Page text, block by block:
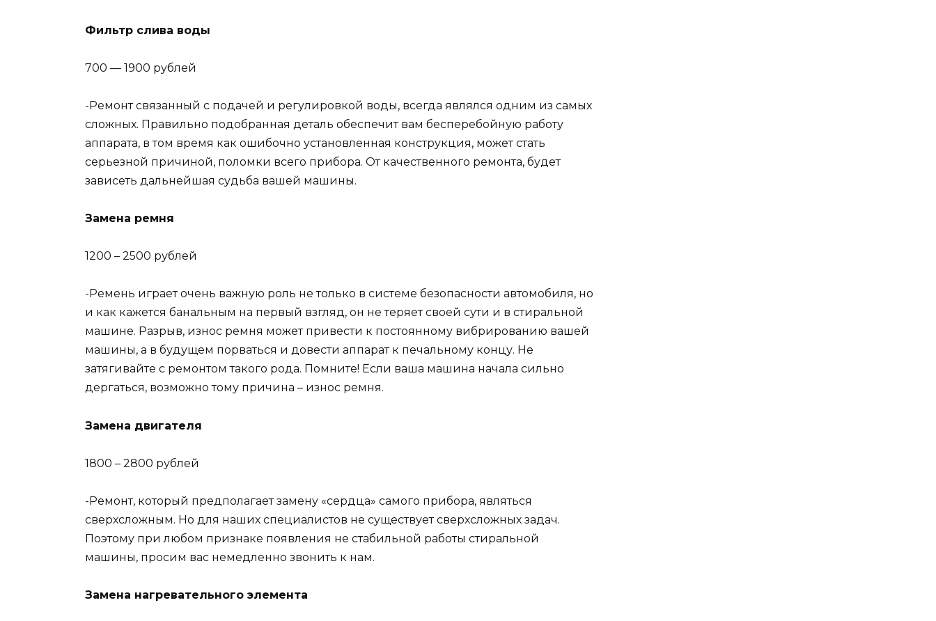
Фильтр слива воды
700 — 1900 рублей
-Ремонт связанный с подачей и регулировкой воды, всегда являлся одним из самых
сложных. Правильно подобранная деталь обеспечит вам бесперебойную работу
аппарата, в том время как ошибочно установленная конструкция, может стать
серьезной причиной, поломки всего прибора. От качественного ремонта, будет
зависеть дальнейшая судьба вашей машины.
Замена ремня
1200 – 2500 рублей
-Ремень играет очень важную роль не только в системе безопасности автомобиля, но
и как кажется банальным на первый взгляд, он не теряет своей сути и в стиральной
машине. Разрыв, износ ремня может привести к постоянному вибрированию вашей
машины, а в будущем порваться и довести аппарат к печальному концу. Не
затягивайте с ремонтом такого рода. Помните! Если ваша машина начала сильно
дергаться, возможно тому причина – износ ремня.
Замена двигателя
1800 – 2800 рублей
-Ремонт, который предполагает замену «сердца» самого прибора, являться
сверхсложным. Но для наших специалистов не существует сверхсложных задач.
Поэтому при любом признаке появления не стабильной работы стиральной
машины, просим вас немедленно звонить к нам.
Замена нагревательного элемента